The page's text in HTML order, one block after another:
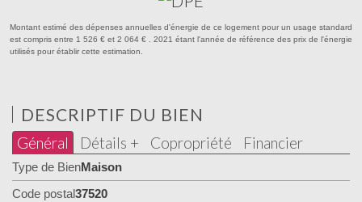
Montant estimé des dépenses annuelles d'énergie de ce logement pour un usage standard
est compris entre 1 526 € et 2 064 € . 2021 étant l'année de référence des prix de l'énergie
utilisés pour établir cette estimation.
DESCRIPTIF DU BIEN
Général Détails + Copropriété Financier
Type de BienMaison
Code postal37520